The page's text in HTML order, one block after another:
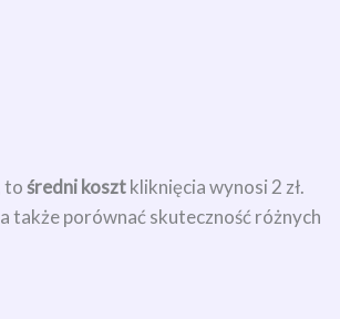
tośredni kosztkliknięcia wynosi 2 zł.
także porównać skuteczność różnych